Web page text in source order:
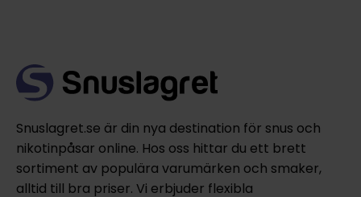
Snuslagret.se är din nya destination för snus och
nikotinpåsar online. Hos oss hittar du ett brett
sortiment av populära varumärken och smaker,
alltid till bra priser. Vi erbjuder flexibla